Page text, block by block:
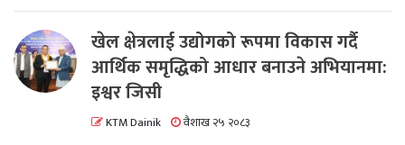
खेल क्षेत्रलाई उद्योगको रूपमा विकास गर्दै
आर्थिक समृद्धिको आधार बनाउने अभियानमा:
इश्वर जिसी
KTM Dainik वैशाख २५ २०८३